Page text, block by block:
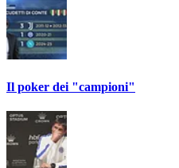
Il poker dei "campioni"